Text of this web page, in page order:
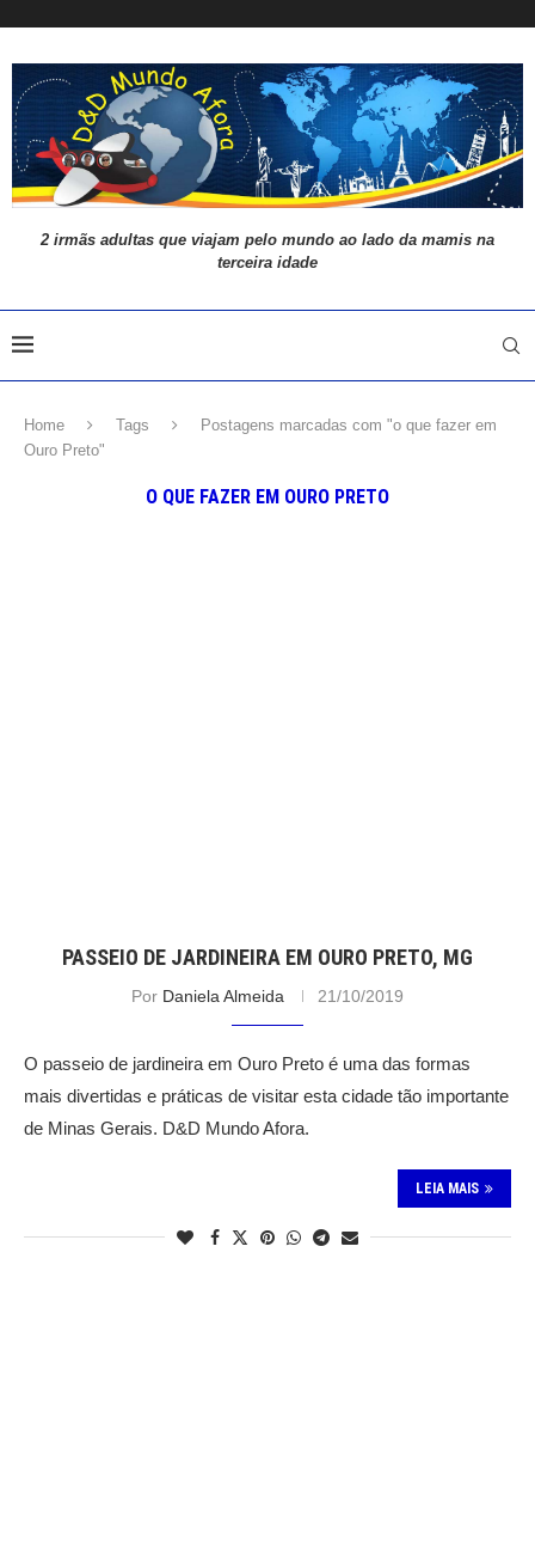
2 irmãs adultas que viajam pelo mundo ao lado da mamis na
terceira idade
Home Tags
Postagens marcadas com "o que fazer em
Ouro Preto"
O QUE FAZER EM OURO PRETO
PASSEIO DE JARDINEIRA EM OURO PRETO, MG
Por Daniela Almeida 21/10/2019
O passeio de jardineira em Ouro Preto é uma das formas
mais divertidas e práticas de visitar esta cidade tão importante
de Minas Gerais. D&D Mundo Afora.
LEIA MAIS